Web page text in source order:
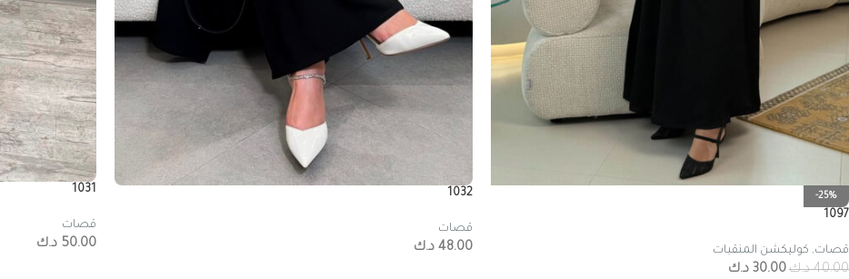
-25%
1097
قصات, كوليكشن المنقبات
40.00 د.ك30.00 د.ك
1032
قصات
48.00 د.ك
1031
قصات
50.00 د.ك